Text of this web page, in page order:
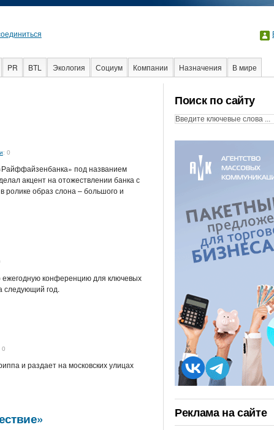
PR BTL Экология Социум Компании Назначения
В мире
Поиск по сайту
Реклама на сайте
: 0
под названием
акцент на отожествлении банка с
образ слона – большого и
ежегодную конференцию для ключевых
следующий год.
0
и раздает на московских улицах